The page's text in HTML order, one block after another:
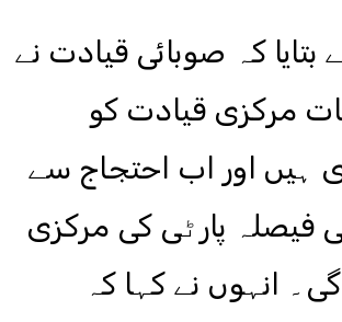
بتایا کہ صوبائی قیادت نے
مرکزی قیادت کو
ہیں اور اب احتجاج سے
فیصلہ پارٹی کی مرکزی
انہوں نے کہا کہ